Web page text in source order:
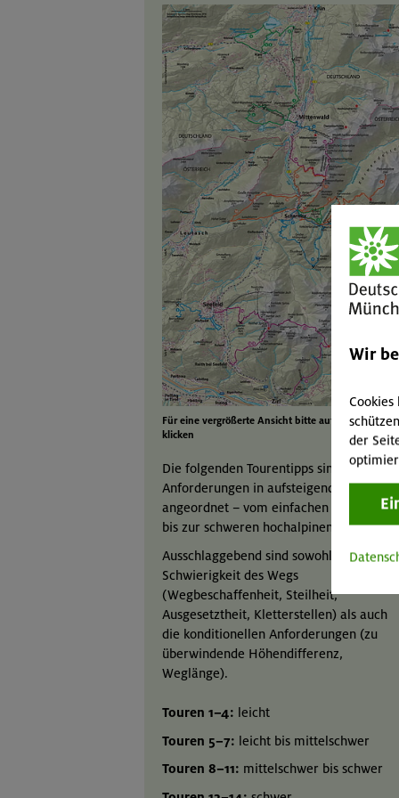
Für eine vergrößerte Ansicht bitte auf die Karte
klicken
Die folgenden Tourentipps sind nach
Anforderungen in aufsteigender Reihe
angeordnet – vom einfachen
bis zur schweren hochalpinen Tour.
Ausschlaggebend sind sowohl die
Schwierigkeit des Wegs
(Wegbeschaffenheit, Steilheit,
Ausgesetztheit, Kletterstellen) als auch
die konditionellen Anforderungen (zu
überwindende Höhendifferenz,
Weglänge).
Touren 1–4: leicht
Touren 5–7: leicht bis mittelschwer
Touren 8–11: mittelschwer bis schwer
Wir
der